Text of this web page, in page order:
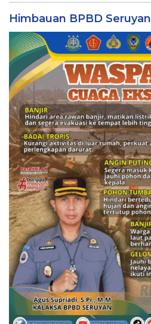
Himbauan BPBD Seruyan